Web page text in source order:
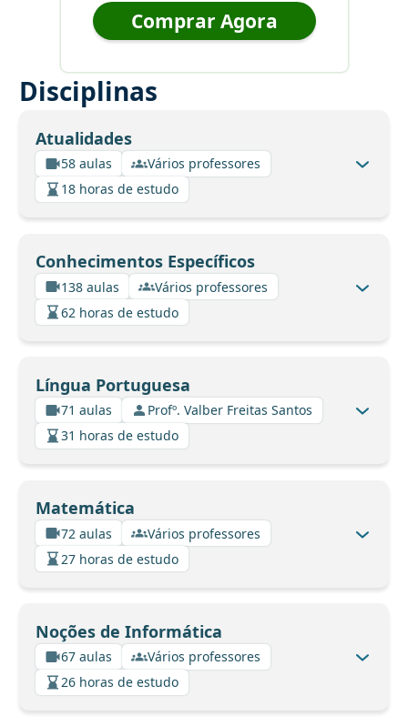
Comprar Agora
Disciplinas
Atualidades
58 aulas
Vários professores
18 horas de estudo
Conhecimentos Específicos
138 aulas
Vários professores
62 horas de estudo
Língua Portuguesa
71 aulas
Profº. Valber Freitas Santos
31 horas de estudo
Matemática
72 aulas
Vários professores
27 horas de estudo
Noções de Informática
67 aulas
Vários professores
26 horas de estudo